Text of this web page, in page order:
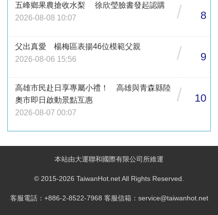
五峰鄉果農搶收水梨 徐欣瑩臉書發起認購
2026-08-08 10:07
/ 8
父出真愛 楊梅區表揚46位模範父親
2026-08-06 15:56
/ 9
高雄市民赴日享專屬小禮！ 高雄與青森縣陸
奧市即日啟動景點互惠
2026-08-07 00:07
/ 10
本站由大運聯和國際有限公司所維運
© 2015-2026 TaiwanHot.net All Rights Reserved.
客服電話：+886-2-8522-7968 客服信箱：service@taiwanhot.net